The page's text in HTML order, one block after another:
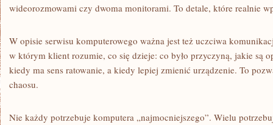
wideorozmowami czy dwoma monitorami. To detale, które realnie
W opisie serwisu komputerowego ważna jest też uczciwa
w którym klient rozumie, co się dzieje: co było przyczyną, jakie są
kiedy ma sens ratowanie, a kiedy lepiej zmienić urządzenie. To
chaosu.
Nie każdy potrzebuje komputera „najmocniejszego”. Wielu